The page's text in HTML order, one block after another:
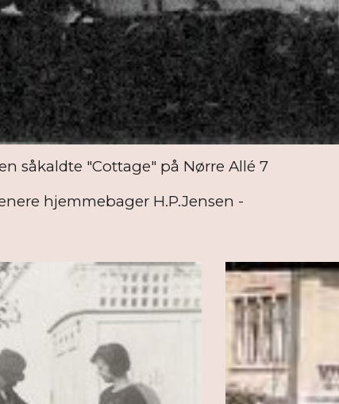
såkaldte "Cottage" på Nørre Allé 7
hjemmebager H.P.Jensen -